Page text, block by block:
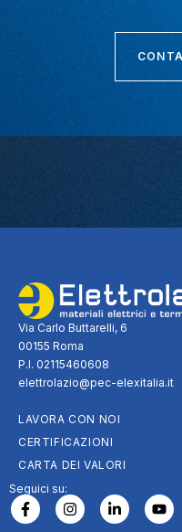
Via Carlo Buttarelli, 6
00155 Roma
P.I. 02115460608
elettrolazio@pec-elexitalia.it
LAVORA CON NOI
CERTIFICAZIONI
CARTA DEI VALORI
Seguici su: